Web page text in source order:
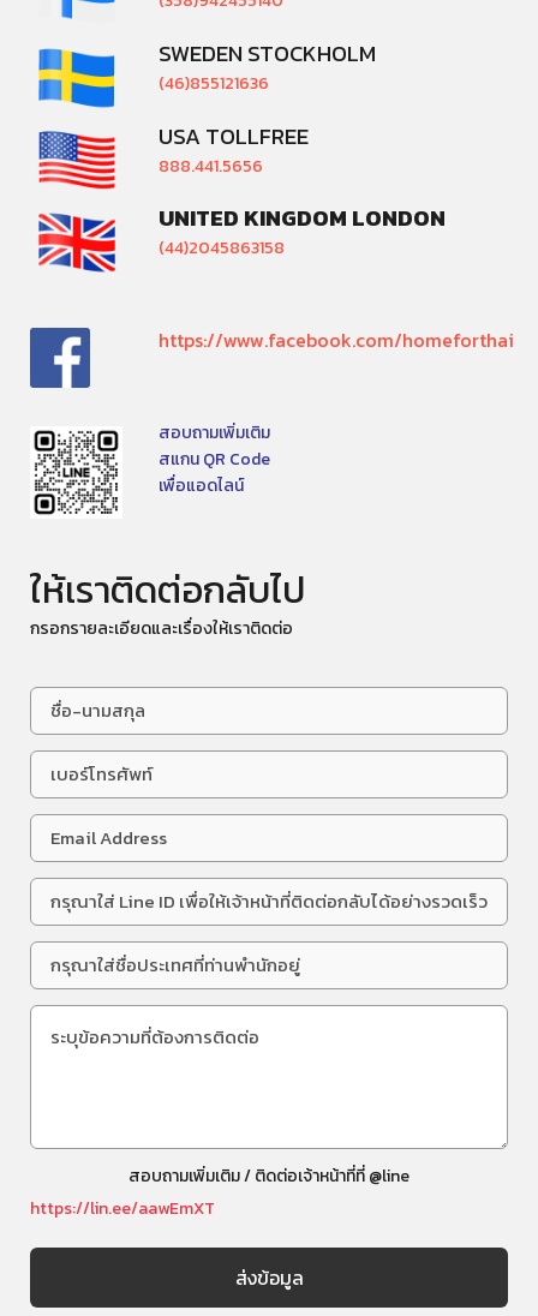
SWEDEN STOCKHOLM
(46)855121636
USA TOLLFREE
888.441.5656
UNITED KINGDOM LONDON
(44)2045863158
https://www.facebook.com/homeforthai
สอบถามเพิ่มเติม
สแกน QR Code
เพื่อแอดไลน์
ให้เราติดต่อกลับไป
กรอกรายละเอียดและเรื่องให้เราติดต่อ
สอบถามเพิ่มเติม / ติดต่อเจ้าหน้าที่ที่ @line
https://lin.ee/aawEmXT